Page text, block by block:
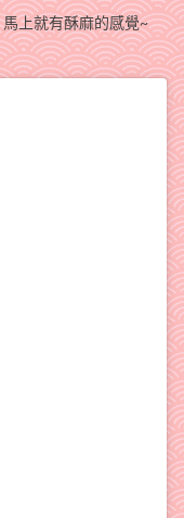
上就有酥麻的感覺~